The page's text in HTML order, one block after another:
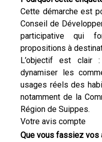
Cette démarche est
Conseil de
participative qui
propositions à
L’objectif est clair
dynamiser les
usages réels des
notamment de la
Région de Suippes.
Votre avis compte
Que vous fassiez vos